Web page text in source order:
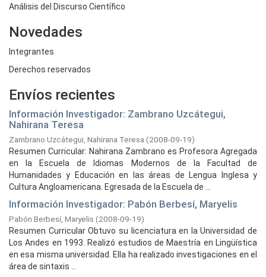
Análisis del Discurso Científico
Novedades
Integrantes
Derechos reservados
Envíos recientes
Información Investigador: Zambrano Uzcátegui,
Nahirana Teresa
Zambrano Uzcátegui, Nahirana Teresa (2008-09-19)
Resumen Curricular: Nahirana Zambrano es Profesora Agregada
en la Escuela de Idiomas Modernos de la Facultad de
Humanidades y Educación en las áreas de Lengua Inglesa y
Cultura Angloamericana. Egresada de la Escuela de ...
Información Investigador: Pabón Berbesí, Maryelis
Pabón Berbesí, Maryelis (2008-09-19)
Resumen Curricular Obtuvo su licenciatura en la Universidad de
Los Andes en 1993. Realizó estudios de Maestría en Lingüística
en esa misma universidad. Ella ha realizado investigaciones en el
área de sintaxis ...